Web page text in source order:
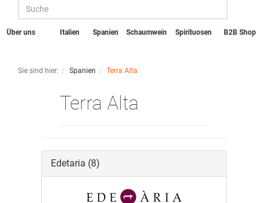
Über uns Italien Spanien Schaumwein Spirituosen B2B Shop
Sie sind hier: Spanien Terra Alta
Terra Alta
Edetaria (8)